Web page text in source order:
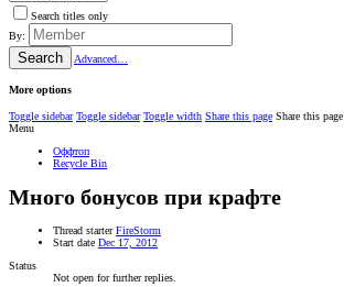
Search titles only
By:
Search Advanced…
More options
Toggle sidebar Toggle sidebar Toggle width Share this page Share this page
Menu
Оффтоп
Recycle Bin
Много бонусов при крафте
Thread starter FireStorm
Start date Dec 17, 2012
Status
Not open for further replies.